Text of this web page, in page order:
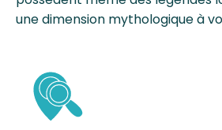
une dimension mythologique à